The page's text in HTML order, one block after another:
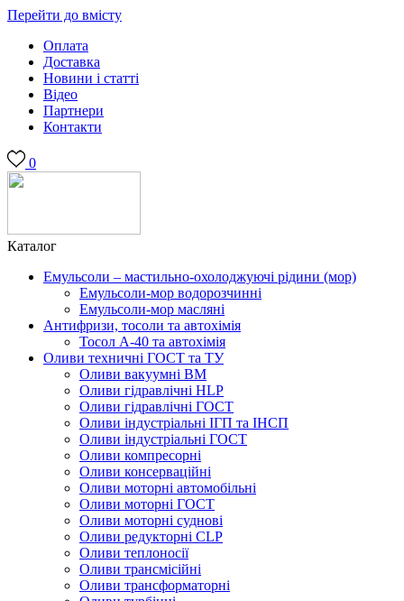
Перейти до вмісту
Оплата
Доставка
Новини і статті
Відео
Партнери
Контакти
0
Каталог
Емульсоли – мастильно-охолоджуючі рідини (мор)
Емульсоли-мор водорозчинні
Емульсоли-мор масляні
Антифризи, тосоли та автохімія
Тосол А-40 та автохімія
Оливи техничні ГОСТ та ТУ
Оливи вакуумні ВМ
Оливи гідравлічні HLP
Оливи гідравлічні ГОСТ
Оливи індустріальні ІГП та ІНСП
Оливи індустріальні ГОСТ
Оливи компресорні
Оливи консерваційні
Оливи моторні автомобільні
Оливи моторні ГОСТ
Оливи моторні суднові
Оливи редукторні CLP
Оливи теплоносії
Оливи трансмісійні
Оливи трансформаторні